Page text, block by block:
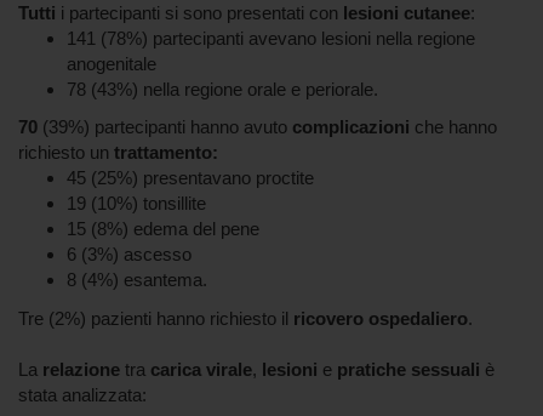
Tutti i partecipanti si sono presentati con lesioni cutanee:
141 (78%) partecipanti avevano lesioni nella regione
anogenitale
78 (43%) nella regione orale e periorale.
70 (39%) partecipanti hanno avuto complicazioni che hanno
richiesto un trattamento:
45 (25%) presentavano proctite
19 (10%) tonsillite
15 (8%) edema del pene
6 (3%) ascesso
8 (4%) esantema.
Tre (2%) pazienti hanno richiesto il ricovero ospedaliero.
La relazione tra carica virale, lesioni e pratiche sessuali è
stata analizzata: